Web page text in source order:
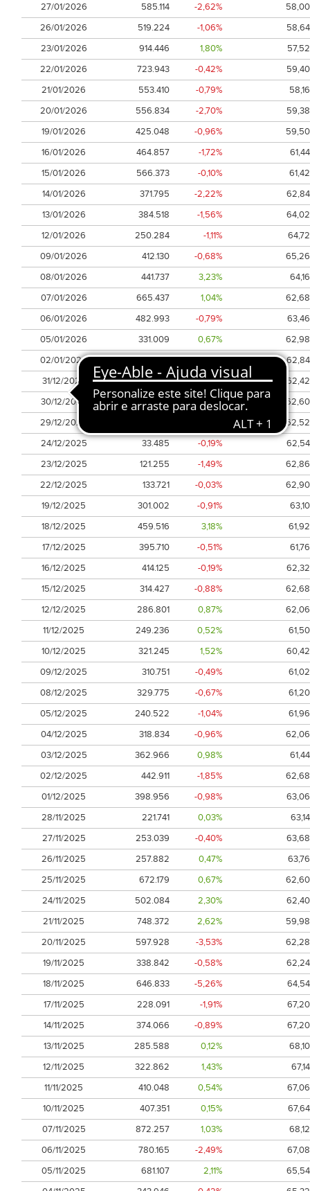
27/01/2026
585.114 -2,62%
58,00
26/01/2026
519.224 -1,06%
58,64
23/01/2026
914.446 1,80%
57,52
22/01/2026
723.943 -0,42%
59,40
21/01/2026
553.410 -0,79%
58,16
20/01/2026
556.834 -2,70%
59,38
19/01/2026
425.048 -0,96%
59,50
16/01/2026
464.857 -1,72%
61,44
15/01/2026
566.373 -0,10%
61,42
14/01/2026
371.795 -2,22%
62,84
13/01/2026
384.518 -1,56%
64,02
12/01/2026
250.284 -1,11%
64,72
09/01/2026
412.130 -0,68%
65,26
08/01/2026
441.737 3,23%
64,16
07/01/2026
665.437 1,04%
62,68
06/01/2026
482.993 -0,79%
63,46
05/01/2026
331.009 0,67%
62,98
02/01/2026
290.809 -0,13%
62,84
31/12/2025
92.164 0,03%
62,42
30/12/2025
86.597 0,32%
62,60
29/12/2025
62,52
24/12/2025
33.485 -0,19%
62,54
23/12/2025
121.255 -1,49%
62,86
22/12/2025
133.721 -0,03%
62,90
19/12/2025
301.002 -0,91%
63,10
18/12/2025
459.516 3,18%
61,92
17/12/2025
395.710 -0,51%
61,76
16/12/2025
414.125 -0,19%
62,32
15/12/2025
314.427 -0,88%
62,68
12/12/2025
286.801 0,87%
62,06
11/12/2025
249.236 0,52%
61,50
10/12/2025
321.245 1,52%
60,42
09/12/2025
310.751 -0,49%
61,02
08/12/2025
329.775 -0,67%
61,20
05/12/2025
240.522 -1,04%
61,96
04/12/2025
318.834 -0,96%
62,06
03/12/2025
362.966 0,98%
61,44
02/12/2025
442.911 -1,85%
62,68
01/12/2025
398.956 -0,98%
63,06
28/11/2025
221.741 0,03%
63,14
27/11/2025
253.039 -0,40%
63,68
26/11/2025
257.882 0,47%
63,76
25/11/2025
672.179 0,67%
62,60
24/11/2025
502.084 2,30%
62,40
21/11/2025
748.372 2,62%
59,98
20/11/2025
597.928 -3,53%
62,28
19/11/2025
338.842 -0,58%
62,24
18/11/2025
646.833 -5,26%
64,54
17/11/2025
228.091 -1,91%
67,20
14/11/2025
374.066 -0,89%
67,20
13/11/2025
285.588 0,12%
68,10
12/11/2025
322.862 1,43%
67,14
11/11/2025
410.048 0,54%
67,06
10/11/2025
407.351 0,15%
67,64
07/11/2025
872.257 1,03%
68,12
06/11/2025
780.165 -2,49%
67,08
05/11/2025
681.107 2,11%
65,54